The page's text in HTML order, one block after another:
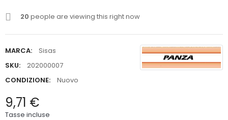
20 people are viewing this right now
MARCA:
Sisas
SKU:
202000007
CONDIZIONE:
Nuovo
9,71 €
Tasse incluse